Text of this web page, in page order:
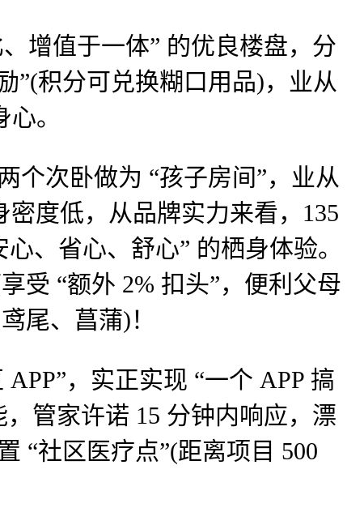
增值于一体” 的优良楼盘，分
”(积分可兑换糊口用品)，业从
。
次卧做为 “孩子房间”，业从
度低，从品牌实力来看，135
、省心、舒心” 的栖身体验。
受 “额外 2% 扣头”，便利父母
尾、菖蒲)！
，实正实现 “一个 APP 搞
管家许诺 15 分钟内响应，漂
“社区医疗点”(距离项目 500